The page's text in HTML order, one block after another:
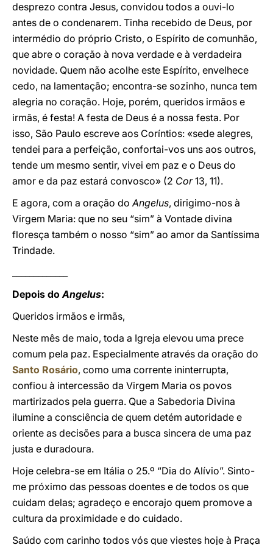
desprezo contra Jesus, convidou todos a ouvi-lo
antes de o condenarem. Tinha recebido de Deus, por
intermédio do próprio Cristo, o Espírito de comunhão,
que abre o coração à nova verdade e à verdadeira
novidade. Quem não acolhe este Espírito, envelhece
cedo, na lamentação; encontra-se sozinho, nunca tem
alegria no coração. Hoje, porém, queridos irmãos e
irmãs, é festa! A festa de Deus é a nossa festa. Por
isso, São Paulo escreve aos Coríntios: «sede alegres,
tendei para a perfeição, confortai-vos uns aos outros,
tende um mesmo sentir, vivei em paz e o Deus do
amor e da paz estará convosco» (2 Cor13, 11).
E agora, com a oração doAngelus, dirigimo-nos à
Virgem Maria: que no seu “sim” à Vontade divina
floresça também o nosso “sim” ao amor da Santíssima
Trindade.
Depois doAngelus:
Queridos irmãos e irmãs,
Neste mês de maio, toda a Igreja elevou uma prece
comum pela paz. Especialmente através da oração do
Santo Rosário, como uma corrente ininterrupta,
confiou à intercessão da Virgem Maria os povos
martirizados pela guerra. Que a Sabedoria Divina
ilumine a consciência de quem detém autoridade e
oriente as decisões para a busca sincera de uma paz
justa e duradoura.
Hoje celebra-se em Itália o 25.º “Dia do Alívio”. Sinto-
me próximo das pessoas doentes e de todos os que
cuidam delas; agradeço e encorajo quem promove a
cultura da proximidade e do cuidado.
Saúdo com carinho todos vós que viestes hoje à Praça